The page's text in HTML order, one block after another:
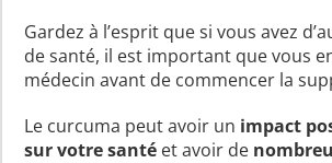
Gardez à l’esprit que si vous avez
de santé, il est important que vous
médecin avant de commencer la
Le curcuma peut avoir un impact
sur votre santé et avoir de